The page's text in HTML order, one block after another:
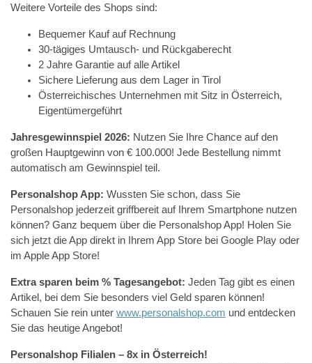
Weitere Vorteile des Shops sind:
Bequemer Kauf auf Rechnung
30-tägiges Umtausch- und Rückgaberecht
2 Jahre Garantie auf alle Artikel
Sichere Lieferung aus dem Lager in Tirol
Österreichisches Unternehmen mit Sitz in Österreich,
Eigentümergeführt
Jahresgewinnspiel 2026: Nutzen Sie Ihre Chance auf den
großen Hauptgewinn von € 100.000! Jede Bestellung nimmt
automatisch am Gewinnspiel teil.
Personalshop App: Wussten Sie schon, dass Sie
Personalshop jederzeit griffbereit auf Ihrem Smartphone nutzen
können? Ganz bequem über die Personalshop App! Holen Sie
sich jetzt die App direkt in Ihrem App Store bei Google Play oder
im Apple App Store!
Extra sparen beim % Tagesangebot: Jeden Tag gibt es einen
Artikel, bei dem Sie besonders viel Geld sparen können!
Schauen Sie rein unter www.personalshop.com und entdecken
Sie das heutige Angebot!
Personalshop Filialen – 8x in Österreich!